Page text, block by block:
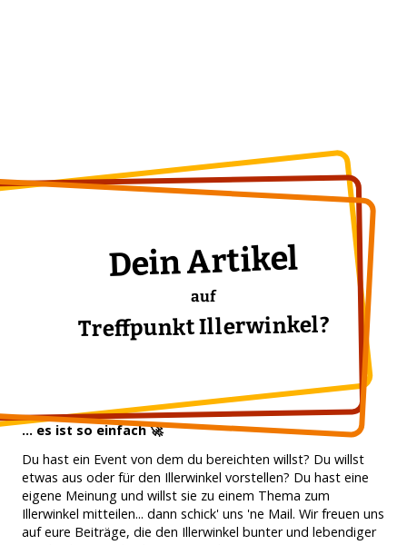
Dein Artikel
auf
Treffpunkt Illerwinkel?
... es ist so einfach 🚀
Du hast ein Event von dem du bereichten willst? Du willst
etwas aus oder für den Illerwinkel vorstellen? Du hast eine
eigene Meinung und willst sie zu einem Thema zum
Illerwinkel mitteilen... dann schick' uns 'ne Mail. Wir freuen uns
auf eure Beiträge, die den Illerwinkel bunter und lebendiger